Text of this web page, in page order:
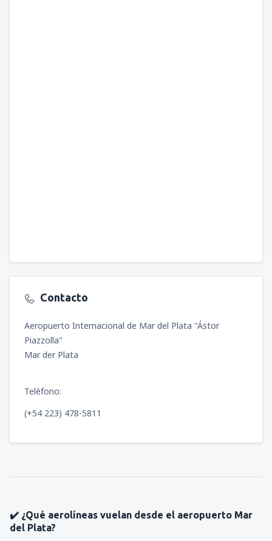
Contacto
Aeropuerto Internacional de Mar del Plata "Ástor
Piazzolla"
Mar der Plata
Teléfono:
(+54 223) 478-5811
✔️ ¿Qué aerolíneas vuelan desde el aeropuerto Mar
del Plata?